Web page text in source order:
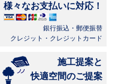
様々なお支払いに対応！
銀行振込・郵便振替
クレジット・クレジットカード
施工提案と
快適空間のご提案